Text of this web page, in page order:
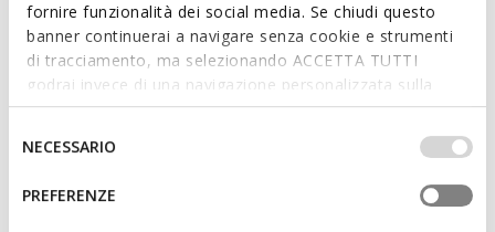
fornire funzionalità dei social media. Se chiudi questo
banner continuerai a navigare senza cookie e strumenti
di tracciamento, ma selezionando ACCETTA TUTTI
godrai invece di una navigazione personalizzata sulla
base dei tuoi gusti ed interessi. Selezionando
IMPOSTAZIONI potrai anche scegliere quali cookies ed
altri strumenti di tracciamento autorizzare. Per maggiori
informazioni o per modificare in qualsiasi momento le
tue impostazioni, visita la nostra
consenso
NECESSARIO
PREFERENZE